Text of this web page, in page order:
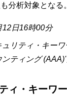
分析対象となる。
12日16時00分
ュリティ・キー
ティング (AAA)'
ィ・キーワ